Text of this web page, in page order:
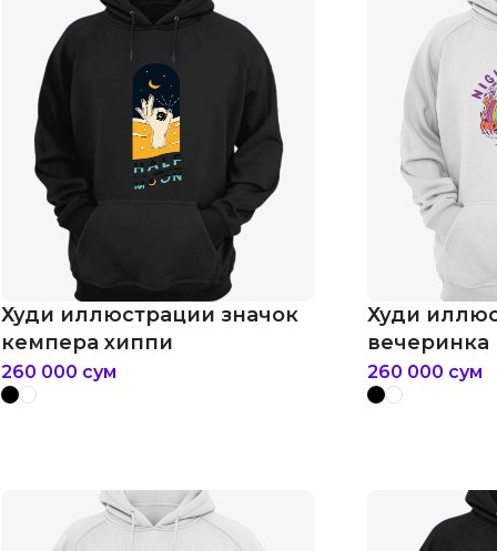
Худи иллюстрации значок
кемпера хиппи
260 000 сум
Худи
вечеринка
260 000 сум